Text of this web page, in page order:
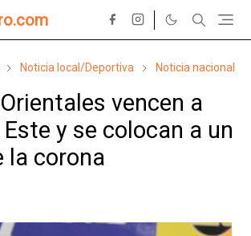
Noticia local/Deportiva Noticia nacional
vencen a
y se colocan a un
la corona